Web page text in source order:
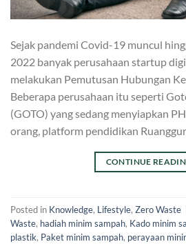
Sejak pandemi Covid-19 muncul
2022 banyak perusahaan startup
melakukan Pemutusan Hubungan
Beberapa perusahaan itu seperti
(GOTO) yang sedang menyiapkan
orang, platform pendidikan
CONTINUE
Posted in Knowledge, Lifestyle, Zero Waste
Waste, hadiah minim sampah, Kado minim
plastik, Paket minim sampah, perayaan